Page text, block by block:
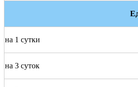
на 1 сутки
на 3 суток